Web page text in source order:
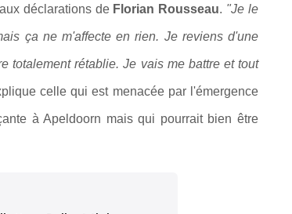
déclarations de Florian Rousseau. "Je le
ça ne m'affecte en rien. Je reviens d'une
totalement rétablie. Je vais me battre et tout
celle qui est menacée par l'émergence
à Apeldoorn mais qui pourrait bien être